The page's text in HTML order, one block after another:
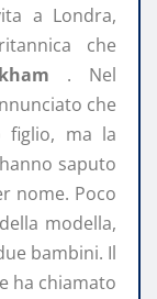
a Londra,
che
. Nel
che
figlio, ma la
saputo
nome. Poco
modella,
bambini. Il
ha chiamato